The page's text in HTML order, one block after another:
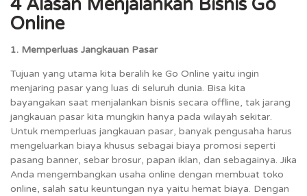
4 Alasan Menjalankan Bisnis Go
Online
1. Memperluas Jangkauan Pasar
Tujuan yang utama kita beralih ke Go Online yaitu ingin
menjaring pasar yang luas di seluruh dunia. Bisa kita
bayangakan saat menjalankan bisnis secara offline, tak jarang
jangkauan pasar kita mungkin hanya pada wilayah sekitar.
Untuk memperluas jangkauan pasar, banyak pengusaha harus
mengeluarkan biaya khusus sebagai biaya promosi seperti
pasang banner, sebar brosur, papan iklan, dan sebagainya. Jika
Anda mengembangkan usaha online dengan membuat toko
online, salah satu keuntungan nya yaitu hemat biaya. Dengan